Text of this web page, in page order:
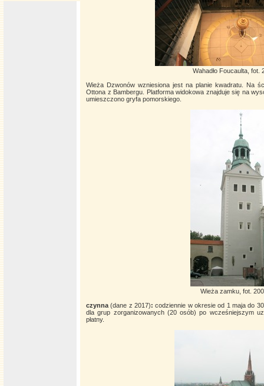
Wahadło Foucaulta, fot.
Wieża Dzwonów wzniesiona jest na planie kwadratu. Na
Ottona z Bambergu. Platforma widokowa znajduje się na
umieszczono gryfa pomorskiego.
Wieża zamku, fot.
czynna(dane z 2017): codziennie w okresie od 1 maja do
dla grup zorganizowanych (20 osób) po wcześniejszym
płatny.